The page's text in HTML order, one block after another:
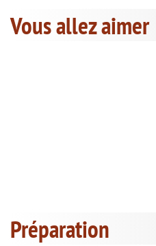
Vous allez aimer
Préparation